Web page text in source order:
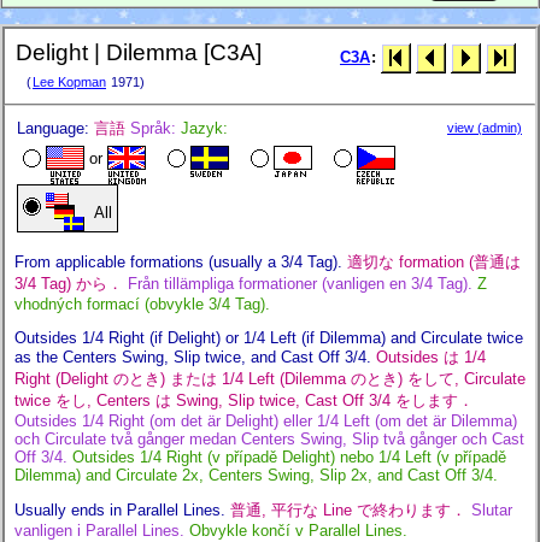
Delight | Dilemma [C3A]
( Lee Kopman 1971)
C3A:
Language: 言語 Språk: Jazyk:
or
All
view (admin)
From applicable formations (usually a 3/4 Tag). 適切な formation (普通は
3/4 Tag) から．
Från tillämpliga formationer (vanligen en 3/4 Tag). Z
vhodných formací (obvykle 3/4 Tag).
Outsides 1/4 Right (if Delight) or 1/4 Left (if Dilemma) and Circulate twice
as the Centers Swing, Slip twice, and Cast Off 3/4. Outsides は 1/4
Right (Delight のとき) または 1/4 Left (Dilemma のとき) をして, Circulate
twice をし, Centers は Swing, Slip twice, Cast Off 3/4 をします．
Outsides 1/4 Right (om det är Delight) eller 1/4 Left (om det är Dilemma)
och Circulate två gånger medan Centers Swing, Slip två gånger och Cast
Off 3/4. Outsides 1/4 Right (v případě Delight) nebo 1/4 Left (v případě
Dilemma) and Circulate 2x, Centers Swing, Slip 2x, and Cast Off 3/4.
Usually ends in Parallel Lines. 普通, 平行な Line で終わります． Slutar
vanligen i Parallel Lines. Obvykle končí v Parallel Lines.